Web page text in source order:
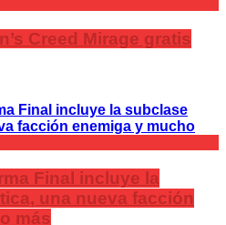
Creed Mirage gratis
Final incluye la
una nueva facción
más